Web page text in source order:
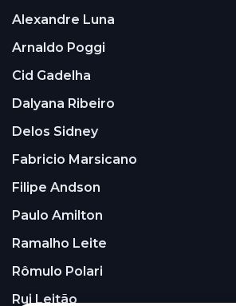
Alexandre Luna
Arnaldo Poggi
Cid Gadelha
Dalyana Ribeiro
Delos Sidney
Fabricio Marsicano
Filipe Andson
Paulo Amilton
Ramalho Leite
Rômulo Polari
Rui Leitão